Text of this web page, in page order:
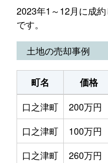
2023年1～12月に成
です。
土地の売却事例
町名 価格
口之津町
200万円
口之津町
100万円
口之津町
260万円